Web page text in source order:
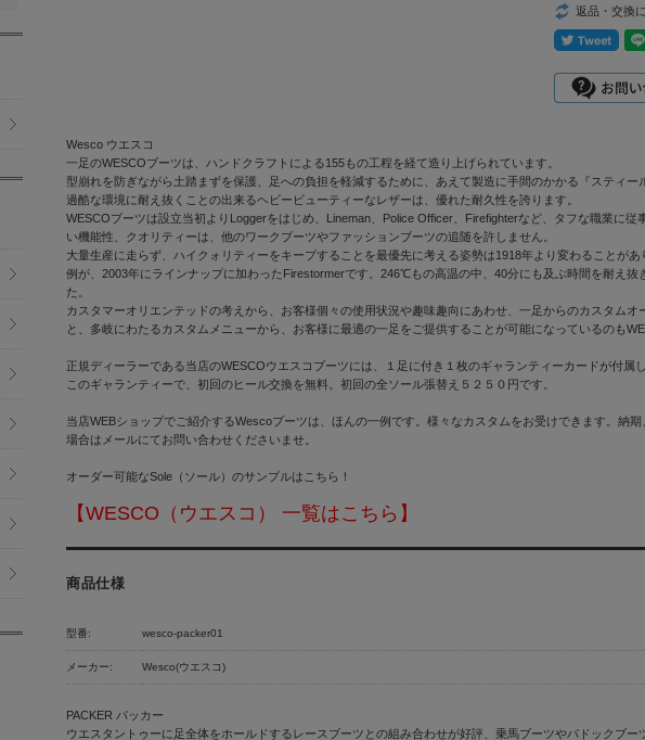
返品・交換
Wesco ウエスコ
一足のWESCOブーツは、ハンドクラフトによる155もの工程を経て造り上げられています。
型崩れを防ぎながら土踏まずを保護、足への負担を軽減するために、あえて製造に手間のかかる『スティー
過酷な環境に耐え抜くことの出来るヘビービューティーなレザーは、優れた耐久性を誇ります。
WESCOブーツは設立当初よりLoggerをはじめ、Lineman、Police Officer、Firefighterなど、タフな職業に
い機能性、クオリティーは、他のワークブーツやファッションブーツの追随を許しません。
大量生産に走らず、ハイクォリティーをキープすることを最優先に考える姿勢は1918年より変わることが
例が、2003年にラインナップに加わったFirestormerです。246℃もの高温の中、40分にも及ぶ時間を耐え
た。
カスタマーオリエンテッドの考えから、お客様個々の使用状況や趣味趣向にあわせ、一足からのカスタム
と、多岐にわたるカスタムメニューから、お客様に最適の一足をご提供することが可能になっているのも
正規ディーラーである当店のWESCOウエスコブーツには、１足に付き１枚のギャランティーカードが付属し
このギャランティーで、初回のヒール交換を無料。初回の全ソール張替え５２５０円です。
当店WEBショップでご紹介するWescoブーツは、ほんの一例です。様々なカスタムをお受けできます。納
場合はメールにてお問い合わせくださいませ。
オーダー可能なSole（ソール）のサンプルはこちら！
【WESCO（ウエスコ） 一覧はこちら】
商品仕様
型番: wesco-packer01
メーカー: Wesco(ウエスコ)
PACKER パッカー
ウエスタントゥーに足全体をホールドするレースブーツとの組み合わせが好評、乗馬ブーツやパドックブー